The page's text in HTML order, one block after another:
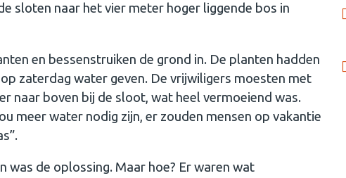
sloten naar het vier meter hoger liggende bos in
en bessenstruiken de grond in. De planten hadden
zaterdag water geven. De vrijwiligers moesten met
naar boven bij de sloot, wat heel vermoeiend was.
meer water nodig zijn, er zouden mensen op vakantie
de oplossing. Maar hoe? Er waren wat